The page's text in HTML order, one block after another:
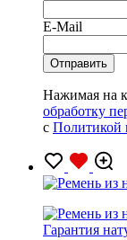
E-Mail
Нажимая на
обработку
с Политикой
Гарантия